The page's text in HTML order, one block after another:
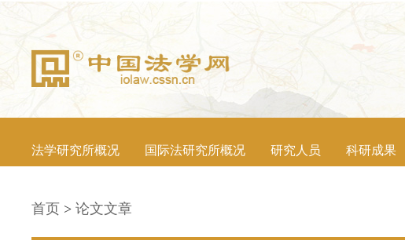
法学研究所概况 国际法研究所概况 研究人员 科研成果
首页 > 论文文章